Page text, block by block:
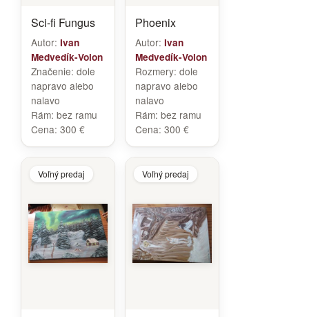
Sci-fi Fungus
Autor: Ivan
Medvedík-Volon
Značenie: dole
napravo alebo
nalavo
Rám: bez ramu
Cena: 300 €
Phoenix
Autor: Ivan
Medvedík-Volon
Rozmery: dole
napravo alebo
nalavo
Rám: bez ramu
Cena: 300 €
Voľný predaj Voľný predaj